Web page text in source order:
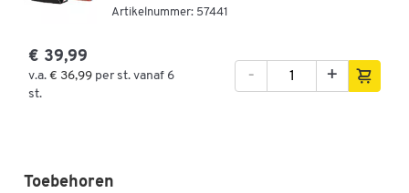
Artikelnummer: 57441
€ 39,99
v.a. € 36,99 per st. vanaf 6
st.
+
-
Toebehoren